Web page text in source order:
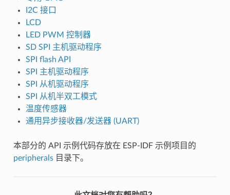
I2C 接口
LCD
LED PWM 控制器
SD SPI 主机驱动程序
SPI flash API
SPI 主机驱动程序
SPI 从机驱动程序
SPI 从机半双工模式
温度传感器
通用异步接收器/发送器 (UART)
本部分的 API 示例代码存放在 ESP-IDF 示例项目的
peripherals目录下。